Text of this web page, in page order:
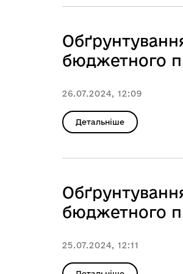
бюджетного
26.07.2024, 12:09
Детальніше
бюджетного
25.07.2024, 12:11